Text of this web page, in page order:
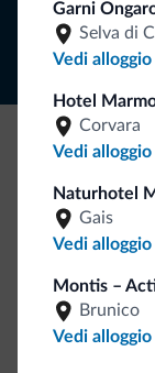
Garni
Selva di
Vedi alloggio
Hotel
Corvara
Vedi alloggio
Naturhotel
Gais
Vedi alloggio
Montis –
Brunico
Vedi alloggio
Ce l'avete
Dolomiti.it!